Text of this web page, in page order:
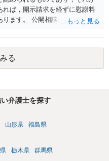
ば，開示請求を経ずに慰謝料
ます。 公開相談の場では回答
る
弁護士を探す
山形県 福島県
栃木県 群馬県